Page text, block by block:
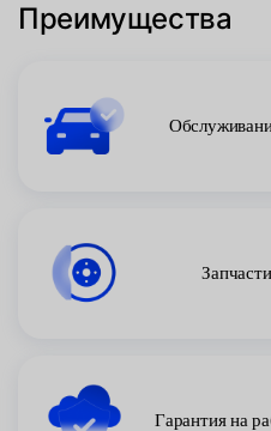
Преимущества
Гарантия на